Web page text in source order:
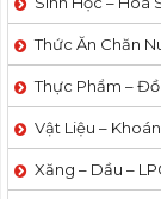
Thức Ăn Chăn
Thực Phẩm –
Vật Liệu –
Xăng – Dầu –